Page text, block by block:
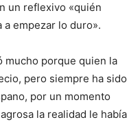
un reflexivo «quién
empezar lo duro».
mucho porque quien la
pero siempre ha sido
por un momento
la realidad le había